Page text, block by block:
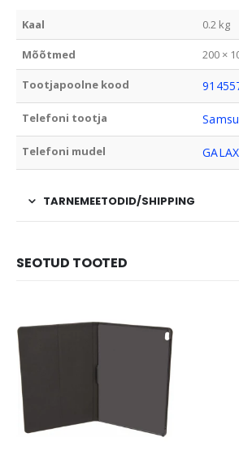
Kaal 0.2 kg
Mõõtmed 200 ×
Tootjapoolne kood
Telefoni tootja
Telefoni mudel
TARNEMEETODID/SHIPPING
SEOTUD TOOTED